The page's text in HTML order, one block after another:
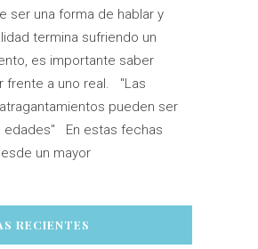
ser una forma de hablar y
termina sufriendo un
es importante saber
frente a uno real. "Las
pueden ser
edades" En estas fechas
un mayor
RECIENTES